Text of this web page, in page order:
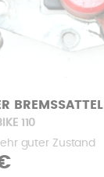
BREMSSATTEL
110
guter Zustand